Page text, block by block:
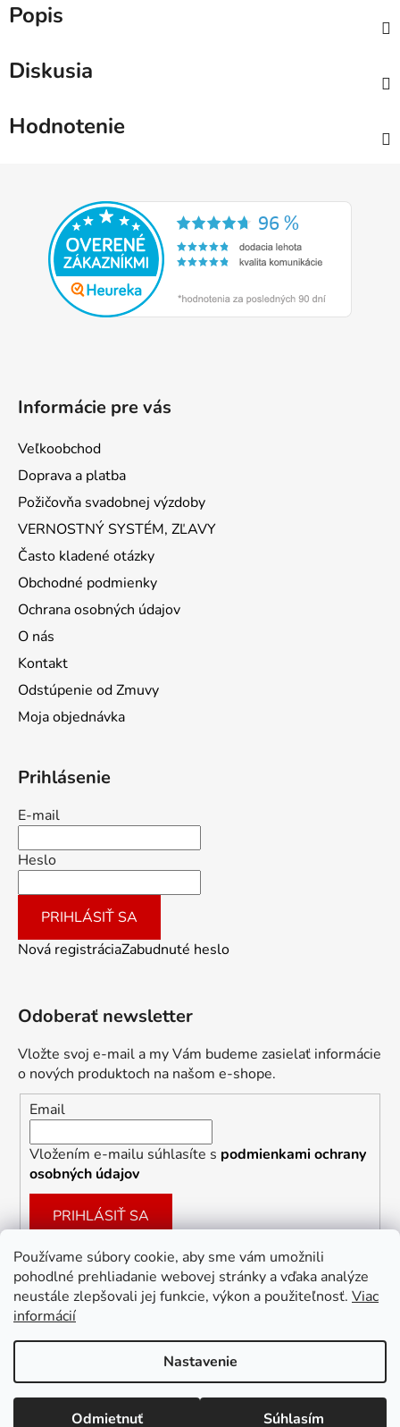
Používame súbory cookie, aby sme vám umožnili
pohodlné prehliadanie webovej stránky a vďaka analýze
neustále zlepšovali jej funkcie, výkon a použiteľnosť. Viac
informácií
Nastavenie
Odmietnuť Súhlasím
Popis
Diskusia
Hodnotenie
Informácie pre vás
Veľkoobchod
Doprava a platba
Požičovňa svadobnej výzdoby
VERNOSTNÝ SYSTÉM, ZĽAVY
Často kladené otázky
Obchodné podmienky
Ochrana osobných údajov
O nás
Kontakt
Odstúpenie od Zmuvy
Moja objednávka
Prihlásenie
E-mail
Heslo
PRIHLÁSIŤ SA
Nová registráciaZabudnuté heslo
Odoberať newsletter
Vložte svoj e-mail a my Vám budeme zasielať informácie
o nových produktoch na našom e-shope.
Email
Vložením e-mailu súhlasíte s podmienkami ochrany
osobných údajov
PRIHLÁSIŤ SA
Facebook
Vytvoril Shoptet